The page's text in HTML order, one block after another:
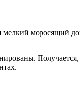
мелкий моросящий